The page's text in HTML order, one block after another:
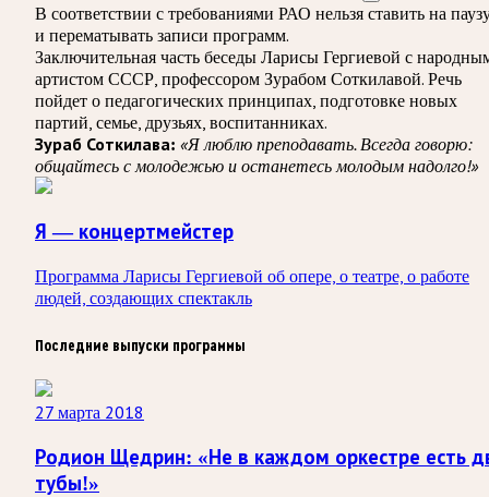
В соответствии с требованиями РАО нельзя ставить на
и перематывать записи программ.
Заключительная часть беседы Ларисы Гергиевой с
артистом СССР, профессором Зурабом Соткилавой. Речь
пойдет о педагогических принципах, подготовке новых
партий, семье, друзьях, воспитанниках.
Зураб Соткилава: «Я люблю преподавать. Всегда говорю:
общайтесь с молодежью и останетесь молодым надолго!»
Я — концертмейстер
Программа Ларисы Гергиевой об опере, о театре, о работе
людей, создающих спектакль
Последние выпуски программы
27 марта 2018
Родион Щедрин: «Не в каждом оркестре есть
тубы!»